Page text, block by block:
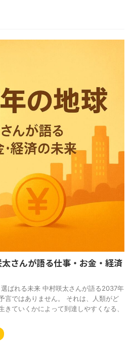
さんが語る仕事・お金・経済
ばれる未来 中村咲太さんが語る2037年
言ではありません。 それは、人類がど
ていくかによって到達しやすくなる、